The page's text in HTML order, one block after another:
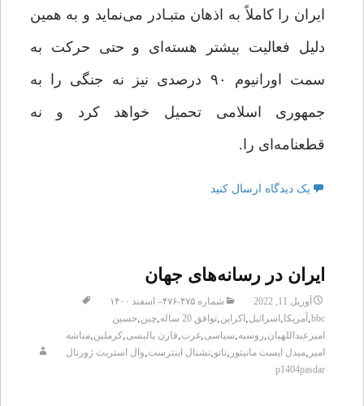
ایران را کاملاً به اذهان متبـادر می‌نماید و به همین
دلیل فعالیت بیشتر هسته‌ای و حتی حرکت به
سمت اورانیوم ۹۰ درصدی نیز نه جنگی را به
جمهوری اسلامی تحمیل خواهد کرد و نه
قطعنامه‌ای را.
یک دیدگاه ارسال کنید
ایران در رسانه‌های جهان
آوریل 11, 2022
شماره ۴۷۵-۴۷۶– اسفند ۱۴۰۰
bbc
, آمریکا, اسرائیل, اکراین,توافق 20 ساله ,چین,حسین
امیرعبداللهیان,روسیه,سیاسی,غرب,فارن‌ پالیسی,کرملین,مناشه
امیر ,میدل ایست مانیتور ,ناتو,نشنال اینترست,وال استریت ژورنال
p1404pasdar